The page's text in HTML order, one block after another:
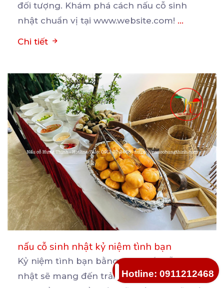
đối tượng. Khám phá cách nấu cỗ sinh
nhật chuẩn vị tại www.website.com! ...
Chi tiết
nấu cỗ sinh nhật kỷ niệm tình bạn
Kỷ niệm tình bạn bằng cách nấu cỗ sinh
nhật sẽ mang đến trải nghiệm đáng nhớ.
Hotline: 0911212468